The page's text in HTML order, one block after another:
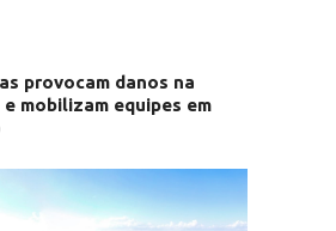
provocam danos na
mobilizam equipes em